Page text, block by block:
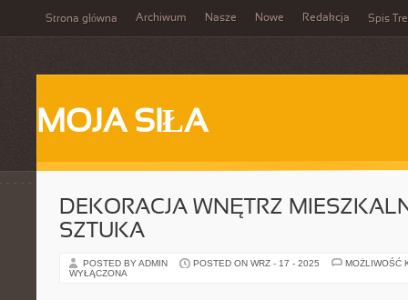
Strona główna Archiwum Nasze Nowe Redakcja Spis
MOJA SIŁA
DEKORACJA WNĘTRZ
SZTUKA
POSTED BY ADMIN POSTED ON WRZ - 17 - 2025
MOŻLIWOŚĆ
WYŁĄCZONA